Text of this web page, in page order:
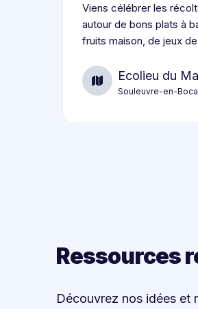
Viens célébrer les
autour de bons plats à
fruits maison, de jeux
Ecolieu du
Souleuvre-en-
Ressources
Découvrez nos idées et